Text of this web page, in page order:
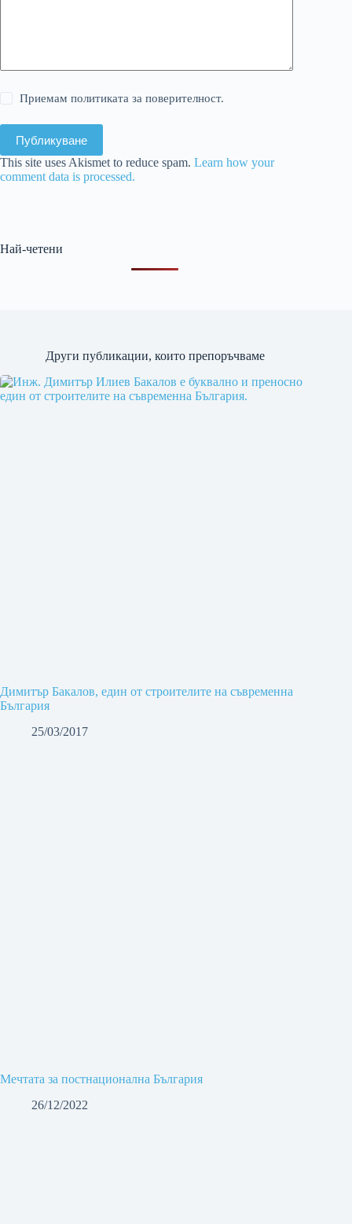
Приемам политиката за поверителност.
Публикуване
This site uses Akismet to reduce spam. Learn how your
comment data is processed.
Най-четени
Други публикации, които препоръчваме
Димитър Бакалов, един от строителите на съвременна
България
25/03/2017
Мечтата за постнационална България
26/12/2022